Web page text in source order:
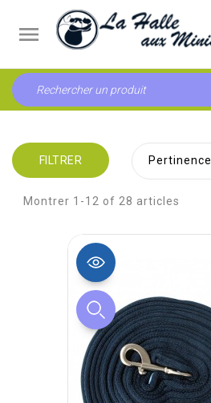

Pertinence
FILTRER
Montrer 1-12 of 28 articles